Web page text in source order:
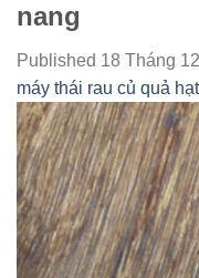
nang
Published 18 Tháng
máy thái rau củ quả